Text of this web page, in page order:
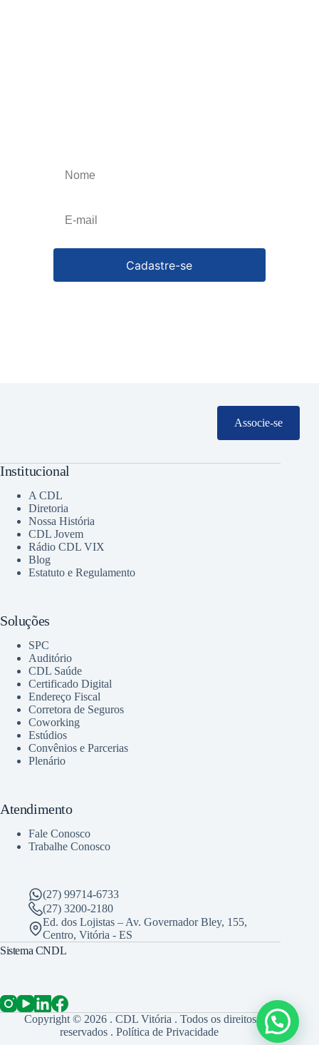
Cadastre-se
Associe-se
Institucional
A CDL
Diretoria
Nossa História
CDL Jovem
Rádio CDL VIX
Blog
Estatuto e Regulamento
Soluções
SPC
Auditório
CDL Saúde
Certificado Digital
Endereço Fiscal
Corretora de Seguros
Coworking
Estúdios
Convênios e Parcerias
Plenário
Atendimento
Fale Conosco
Trabalhe Conosco
(27) 99714-6733
(27) 3200-2180
Ed. dos Lojistas – Av. Governador Bley, 155,
Centro, Vitória - ES
Sistema CNDL
Copyright © 2026 . CDL Vitória . Todos os direitos
reservados . Política de Privacidade